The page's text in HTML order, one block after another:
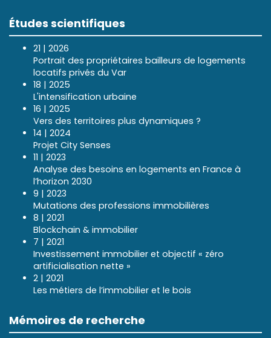
Études scientifiques
21 | 2026
Portrait des propriétaires bailleurs de logements
locatifs privés du Var
18 | 2025
L'intensification urbaine
16 | 2025
Vers des territoires plus dynamiques ?
14 | 2024
Projet City Senses
11 | 2023
Analyse des besoins en logements en France à
l’horizon 2030
9 | 2023
Mutations des professions immobilières
8 | 2021
Blockchain & immobilier
7 | 2021
Investissement immobilier et objectif « zéro
artificialisation nette »
2 | 2021
Les métiers de l’immobilier et le bois
Mémoires de recherche